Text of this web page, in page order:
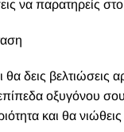
να παρατηρείς
θα δεις
οξυγόνου
και θα